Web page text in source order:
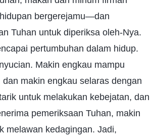
bergerejamu—dan
Tuhan untuk diperiksa oleh-Nya.
pertumbuhan dalam hidup.
Makin engkau mampu
makin engkau selaras dengan
untuk melakukan kebejatan, dan
pemeriksaan Tuhan, makin
melawan kedagingan. Jadi,